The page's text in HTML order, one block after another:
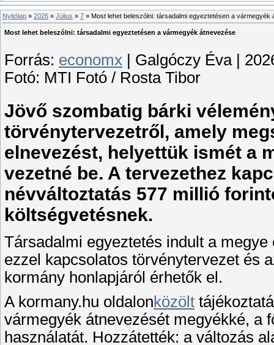
Nyitólap » 2026 » Július » 7 » Most lehet beleszólni: társadalmi egyeztetésen a vármegyék
Most lehet beleszólni: társadalmi egyeztetésen a vármegyék átnevezése
Forrás: economx | Galgóczy Éva |
Fotó: MTI Fotó / Rosta Tibor
Jövő szombatig bárki
törvénytervezetről, amely
elnevezést, helyettük ismét a
vezetné be. A tervezethez
névváltoztatás 577 millió
költségvetésnek.
Társadalmi egyeztetés indult a
ezzel kapcsolatos törvénytervezet és
kormány honlapjáról érhetők el.
A kormany.hu oldalonközölt
vármegyék átnevezését megyékké, a
használatát. Hozzátették: a változás